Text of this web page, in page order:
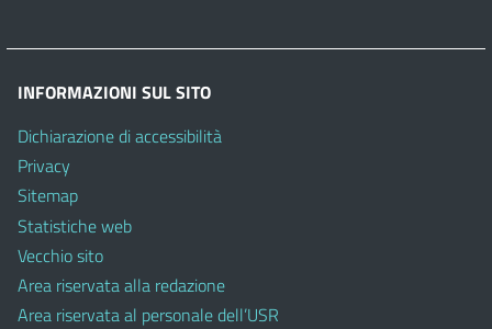
INFORMAZIONI SUL SITO
Dichiarazione di accessibilità
Privacy
Sitemap
Statistiche web
Vecchio sito
Area riservata alla redazione
Area riservata al personale dell’USR